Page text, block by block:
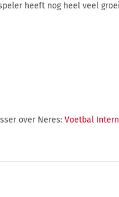
heeft nog heel veel
over Neres: Voetbal